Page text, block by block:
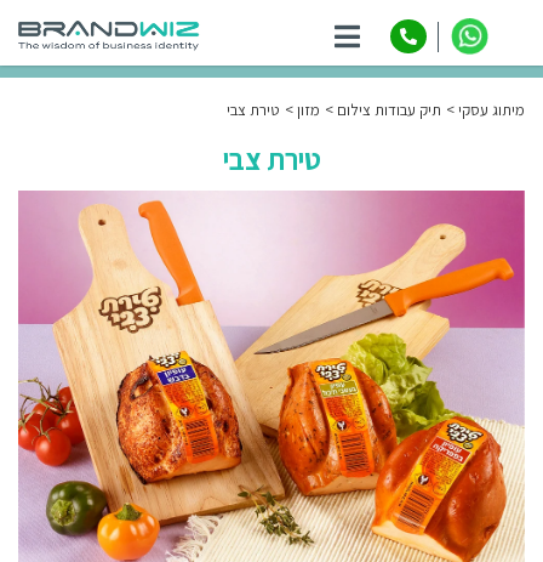
מיתוג עסקי תיק עבודות צילום מזון טירת צבי
טירת צבי